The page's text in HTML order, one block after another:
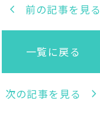
chevron_left 前の記事を見る
一覧に戻る
次の記事を見る chevron_right